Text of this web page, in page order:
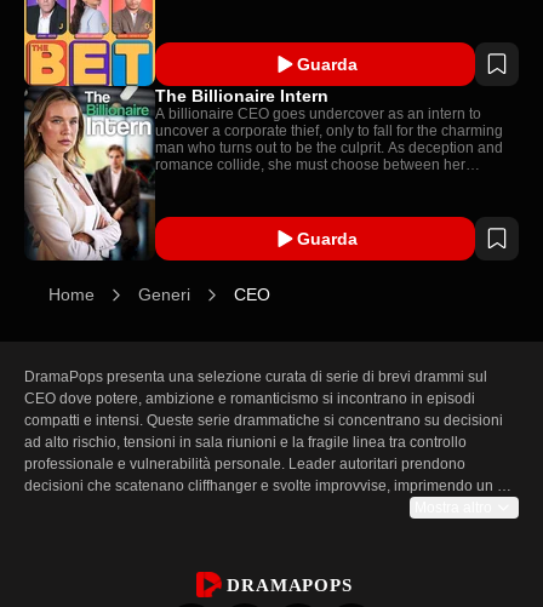
Guarda
The Billionaire Intern
A billionaire CEO goes undercover as an intern to
uncover a corporate thief, only to fall for the charming
man who turns out to be the culprit. As deception and
romance collide, she must choose between her
Guarda
Home Generi CEO
DramaPops presenta una selezione curata di serie di brevi drammi sul
CEO dove potere, ambizione e romanticismo si incontrano in episodi
compatti e intensi. Queste serie drammatiche si concentrano su decisioni
ad alto rischio, tensioni in sala riunioni e la fragile linea tra controllo
professionale e vulnerabilità personale. Leader autoritari prendono
decisioni che scatenano cliffhanger e svolte improvvise, imprimendo un
rivelazione scioccante possono modificare alleanze e scatenare
ossessioni in pochi minuti. Questo mix di autorità e passione rende le
DRAMAPOPS